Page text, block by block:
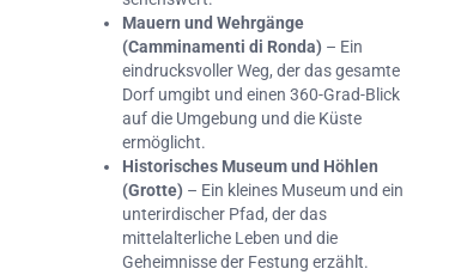
Mauern und Wehrgänge
(Camminamenti di Ronda) – Ein
eindrucksvoller Weg, der das gesamte
Dorf umgibt und einen 360-Grad-Blick
auf die Umgebung und die Küste
ermöglicht.
Historisches Museum und Höhlen
(Grotte) – Ein kleines Museum und ein
unterirdischer Pfad, der das
mittelalterliche Leben und die
Geheimnisse der Festung erzählt.